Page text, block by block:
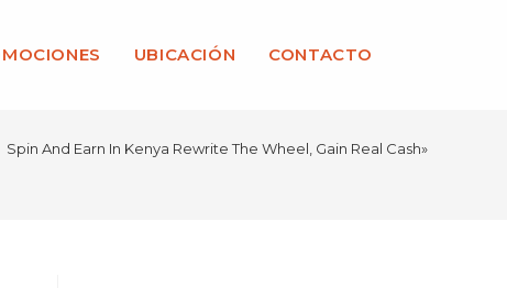
UBICACIÓN CONTACTO
Spin And Earn In Kenya Rewrite The Wheel, Gain Real Cash»